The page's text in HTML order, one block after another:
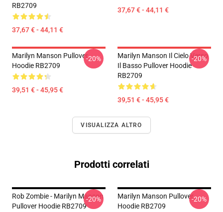
RB2709
37,67 € - 44,11 €
37,67 € - 44,11 €
Marilyn Manson Pullover
Hoodie RB2709
39,51 € - 45,95 €
-20%
Marilyn Manson Il Cielo Verso
Il Basso Pullover Hoodie
RB2709
39,51 € - 45,95 €
-20%
VISUALIZZA ALTRO
Prodotti correlati
Rob Zombie - Marilyn Manson
Pullover Hoodie RB2709
-20%
Marilyn Manson Pullover
Hoodie RB2709
-20%